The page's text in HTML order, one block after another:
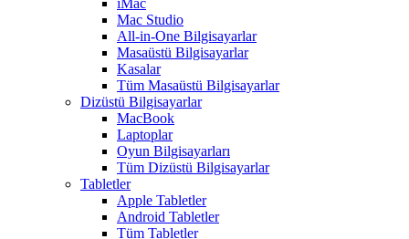
iMac
Mac Studio
All-in-One Bilgisayarlar
Masaüstü Bilgisayarlar
Kasalar
Tüm Masaüstü Bilgisayarlar
Dizüstü Bilgisayarlar
MacBook
Laptoplar
Oyun Bilgisayarları
Tüm Dizüstü Bilgisayarlar
Tabletler
Apple Tabletler
Android Tabletler
Tüm Tabletler